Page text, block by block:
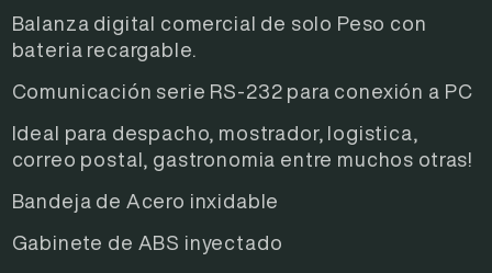
Balanza digital comercial de solo Peso con
bateria recargable.
Comunicación serie RS-232 para conexión a PC
Ideal para despacho, mostrador, logistica,
correo postal, gastronomia entre muchos otras!
Bandeja de Acero inxidable
Gabinete de ABS inyectado